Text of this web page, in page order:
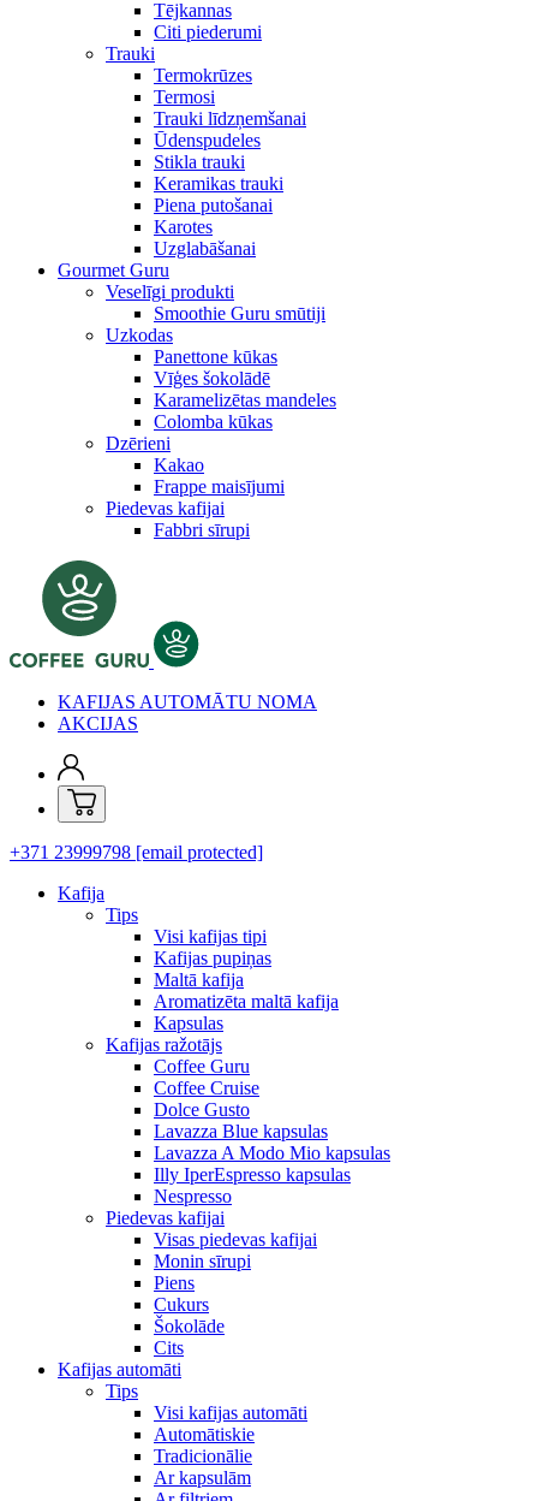
Tējkannas
Citi piederumi
Trauki
Termokrūzes
Termosi
Trauki līdzņemšanai
Ūdenspudeles
Stikla trauki
Keramikas trauki
Piena putošanai
Karotes
Uzglabāšanai
Gourmet Guru
Veselīgi produkti
Smoothie Guru smūtiji
Uzkodas
Panettone kūkas
Vīģes šokolādē
Karamelizētas mandeles
Colomba kūkas
Dzērieni
Kakao
Frappe maisījumi
Piedevas kafijai
Fabbri sīrupi
KAFIJAS AUTOMĀTU NOMA
AKCIJAS
+371 23999798 [email protected]
Kafija
Tips
Visi kafijas tipi
Kafijas pupiņas
Maltā kafija
Aromatizēta maltā kafija
Kapsulas
Kafijas ražotājs
Coffee Guru
Coffee Cruise
Dolce Gusto
Lavazza Blue kapsulas
Lavazza A Modo Mio kapsulas
Illy IperEspresso kapsulas
Nespresso
Piedevas kafijai
Visas piedevas kafijai
Monin sīrupi
Piens
Cukurs
Šokolāde
Cits
Kafijas automāti
Tips
Visi kafijas automāti
Automātiskie
Tradicionālie
Ar kapsulām